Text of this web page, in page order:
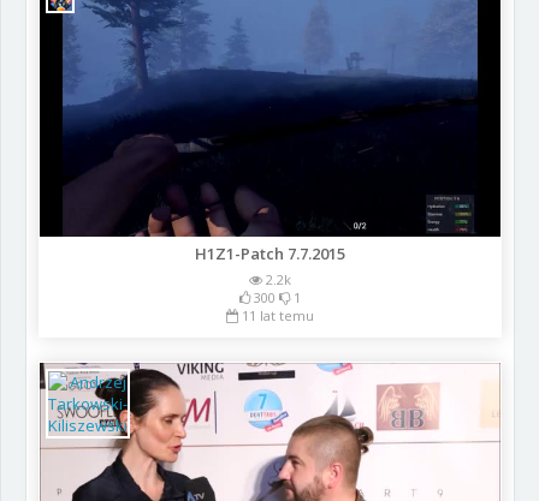
H1Z1-Patch 7.7.2015
2.2k
300
1
11 lat temu